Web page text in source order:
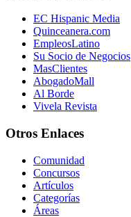
EC Hispanic Media
Quinceanera.com
EmpleosLatino
Su Socio de Negocios
MasClientes
AbogadoMall
Al Borde
Vivela Revista
Otros Enlaces
Comunidad
Concursos
Artículos
Categorías
Áreas